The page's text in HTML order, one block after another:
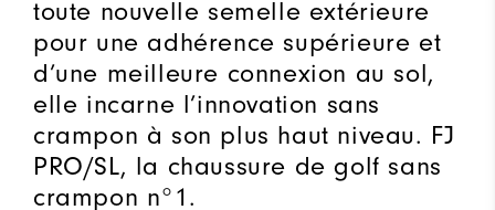
toute nouvelle semelle extérieure
pour une adhérence supérieure et
d’une meilleure connexion au sol,
elle incarne l’innovation sans
crampon à son plus haut niveau. FJ
PRO/SL, la chaussure de golf sans
crampon n°1.